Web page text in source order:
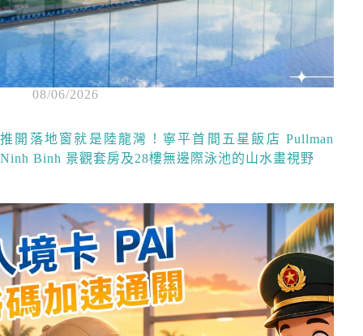
08/06/2026
推開落地窗就是陸龍灣！寧平首間五星飯店 Pullman
Ninh Binh 景觀套房及28樓無邊際泳池的山水畫視野